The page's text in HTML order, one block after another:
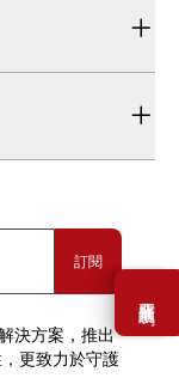
需要幫助嗎？
訂閱
決方案，推出
更致力於守護